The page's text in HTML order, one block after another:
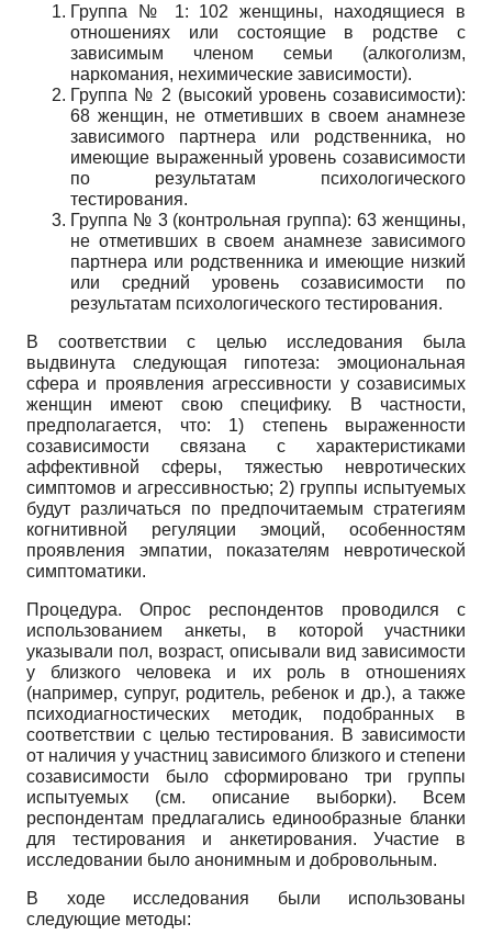
Группа № 1: 102 женщины, находящиеся в
отношениях или состоящие в родстве с
зависимым членом семьи (алкоголизм,
наркомания, нехимические зависимости).
Группа № 2 (высокий уровень созависимости):
68 женщин, не отметивших в своем анамнезе
зависимого партнера или родственника, но
имеющие выраженный уровень созависимости
по результатам психологического
тестирования.
Группа № 3 (контрольная группа): 63 женщины,
не отметивших в своем анамнезе зависимого
партнера или родственника и имеющие низкий
или средний уровень созависимости по
результатам психологического тестирования.
В соответствии с целью исследования была
выдвинута следующая гипотеза: эмоциональная
сфера и проявления агрессивности у созависимых
женщин имеют свою специфику. В частности,
предполагается, что: 1) степень выраженности
созависимости связана с характеристиками
аффективной сферы, тяжестью невротических
симптомов и агрессивностью; 2) группы испытуемых
будут различаться по предпочитаемым стратегиям
когнитивной регуляции эмоций, особенностям
проявления эмпатии, показателям невротической
симптоматики.
Процедура. Опрос респондентов проводился с
использованием анкеты, в которой участники
указывали пол, возраст, описывали вид зависимости
у близкого человека и их роль в отношениях
(например, супруг, родитель, ребенок и др.), а также
психодиагностических методик, подобранных в
соответствии с целью тестирования. В зависимости
от наличия у участниц зависимого близкого и степени
созависимости было сформировано три группы
испытуемых (см. описание выборки). Всем
респондентам предлагались единообразные бланки
для тестирования и анкетирования. Участие в
исследовании было анонимным и добровольным.
В ходе исследования были использованы
следующие методы: